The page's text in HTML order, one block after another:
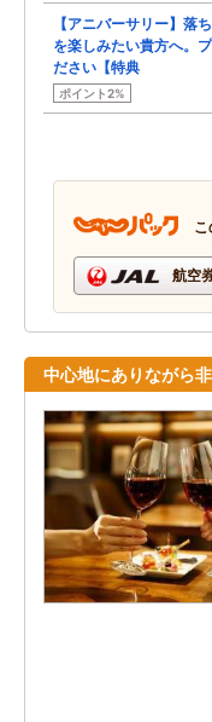
【アニバーサリー】落
を楽しみたい貴方へ。
ださい【特典
ポイント2%
航空
中心地にありながら